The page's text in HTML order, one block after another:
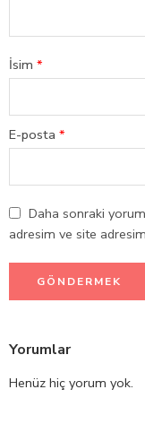
İsim *
E-posta *
Daha sonraki
adresim ve site
Yorumlar
Henüz hiç yorum yok.